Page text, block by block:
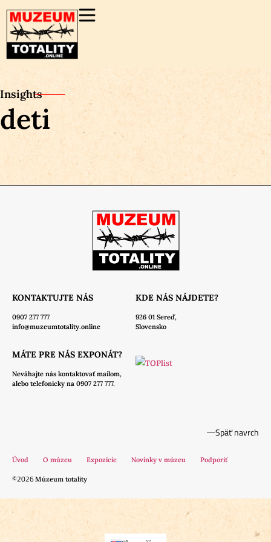
Insights
deti
KONTAKTUJTE NÁS
0907 277 777
info@muzeumtotality.online
KDE NÁS NÁJDETE?
926 01 Sereď,
Slovensko
MÁTE PRE NÁS EXPONÁT?
Neváhajte nás kontaktovať mailom,
alebo telefonicky na 0907 277 777.
Späť navrch
Úvod O múzeu Expozície Novinky v múzeu Podporiť
©2026Múzeum totality